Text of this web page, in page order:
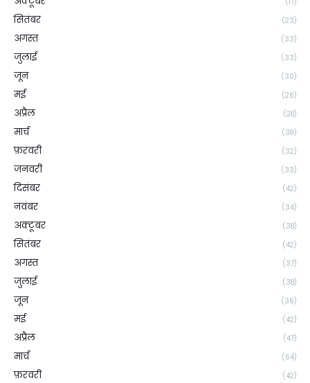
सितंबर (23)
अगस्त (33)
जुलाई (33)
जून (30)
मई (26)
अप्रैल (28)
मार्च (39)
फ़रवरी (32)
जनवरी (33)
दिसंबर (42)
नवंबर (34)
अक्टूबर (38)
सितंबर (42)
अगस्त (37)
जुलाई (38)
जून (36)
मई (42)
अप्रैल (47)
मार्च (64)
फ़रवरी (42)